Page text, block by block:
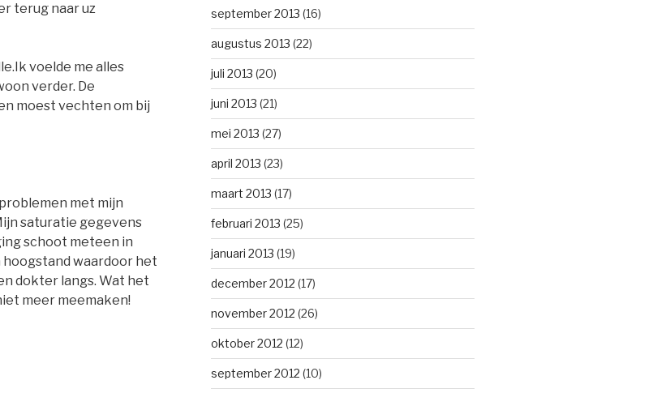
terug naar uz
voelde me alles
verder. De
moest vechten om bij
met mijn
saturatie gegevens
schoot meteen in
hoogstand waardoor het
dokter langs. Wat het
meer meemaken!
september 2013 (16)
augustus 2013 (22)
juli 2013 (20)
juni 2013 (21)
mei 2013 (27)
april 2013 (23)
maart 2013 (17)
februari 2013 (25)
januari 2013 (19)
december 2012 (17)
november 2012 (26)
oktober 2012 (12)
september 2012 (10)